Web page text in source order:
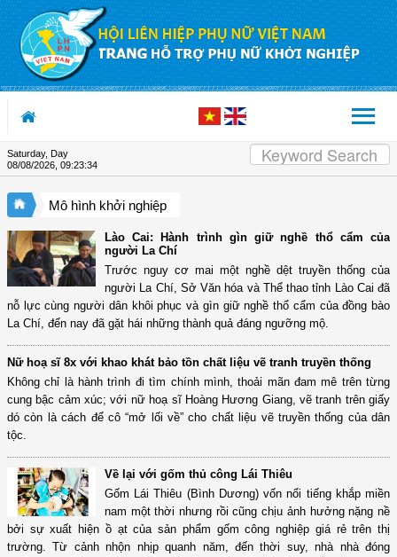
Skip to Content
Saturday, Day
08/08/2026 09:23:34
Mô hình khởi nghiệp
Lào Cai: Hành trình gìn giữ nghề thổ cẩm của
người La Chí
Trước nguy cơ mai một nghề dệt truyền thống của
người La Chí, Sở Văn hóa và Thể thao tỉnh Lào Cai đã
nỗ lực cùng người dân khôi phục và gìn giữ nghề thổ cẩm của đồng bào
La Chí, đến nay đã gặt hái những thành quả đáng ngưỡng mộ.
Nữ hoạ sĩ 8x với khao khát bảo tồn chất liệu vẽ tranh truyền thống
Không chỉ là hành trình đi tìm chính mình, thoải mãn đam mê trên từng
cung bậc cảm xúc; với nữ hoạ sĩ Hoàng Hương Giang, vẽ tranh trên giấy
dó còn là cách để cô “mở lối về” cho chất liệu vẽ truyền thống của dân
tộc.
Về lại với gốm thủ công Lái Thiêu
Gốm Lái Thiêu (Bình Dương) vốn nổi tiếng khắp miền
nam một thời nhưng rồi cũng chịu ảnh hưởng nặng nề
bởi sự xuất hiện ồ ạt của sản phẩm gốm công nghiệp giá rẻ trên thị
trường. Từ cảnh nhộn nhịp quanh năm, đến thời suy, nhà nhà đóng